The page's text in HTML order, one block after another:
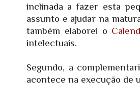
inclinada a fazer esta
assunto e ajudar na
também elaborei o
intelectuais.
Segundo, a
acontece na execução de